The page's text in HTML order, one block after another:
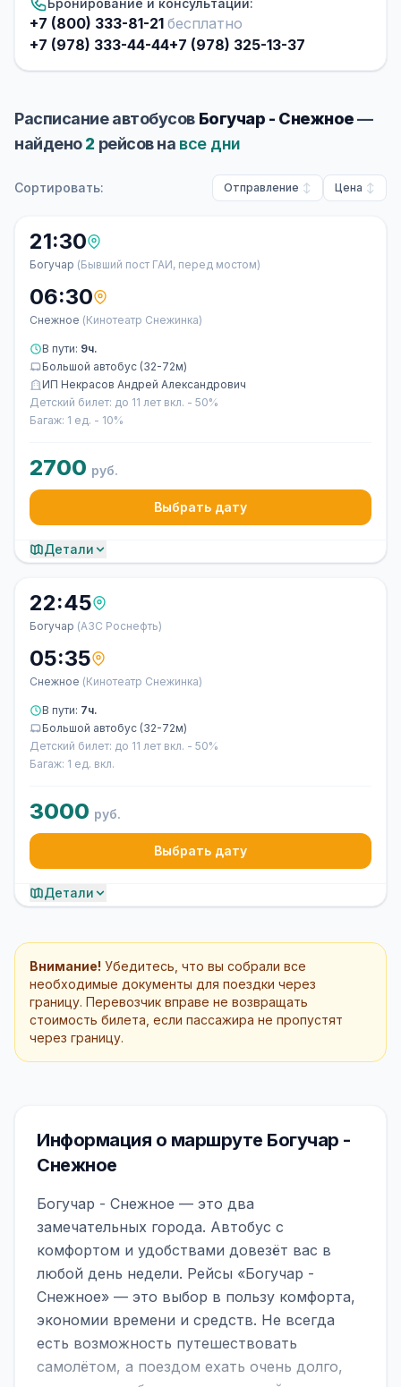
Бронирование и консультации:
+7 (800) 333-81-21 бесплатно
+7 (978) 333-44-44+7 (978) 325-13-37
Расписание автобусов Богучар - Снежное—
найдено2рейсов на все дни
Сортировать: Отправление Цена
21:30
Богучар (Бывший пост ГАИ, перед мостом)
06:30
Снежное (Кинотеатр Снежинка)
В пути: 9ч.
Большой автобус (32-72м)
ИП Некрасов Андрей Александрович
Детский билет: до 11 лет вкл. - 50%
Багаж: 1 ед. - 10%
2700 руб.
Выбрать дату
Детали
22:45
Богучар (АЗС Роснефть)
05:35
Снежное (Кинотеатр Снежинка)
В пути: 7ч.
Большой автобус (32-72м)
Детский билет: до 11 лет вкл. - 50%
Багаж: 1 ед. вкл.
3000 руб.
Выбрать дату
Детали
Внимание! Убедитесь, что вы собрали все
необходимые документы для поездки через
границу. Перевозчик вправе не возвращать
стоимость билета, если пассажира не пропустят
через границу.
Информация о маршруте Богучар -
Снежное
Богучар - Снежное — это два
замечательных города. Автобус с
комфортом и удобствами довезёт вас в
любой день недели. Рейсы «Богучар -
Снежное» — это выбор в пользу комфорта,
экономии времени и средств. Не всегда
есть возможность путешествовать
самолётом, а поездом ехать очень долго,